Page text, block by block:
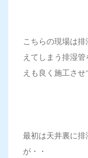
こちらの現場は
えてしまう排湿
えも良く施工させ
最初は天井裏に排
が・・